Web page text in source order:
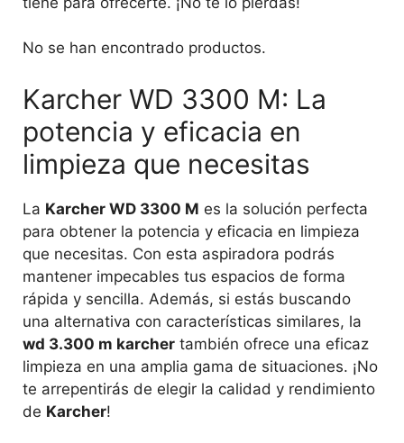
No se han encontrado productos.
Karcher WD 3300 M: La
potencia y eficacia en
limpieza que necesitas
La Karcher WD 3300 M es la solución perfecta
para obtener la potencia y eficacia en limpieza
que necesitas. Con esta aspiradora podrás
mantener impecables tus espacios de forma
rápida y sencilla. Además, si estás buscando
una alternativa con características similares, la
wd 3.300 m karcher también ofrece una eficaz
limpieza en una amplia gama de situaciones. ¡No
te arrepentirás de elegir la calidad y rendimiento
de Karcher!